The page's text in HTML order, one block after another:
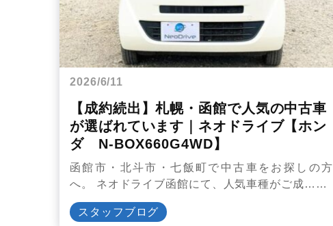
2026/6/11
【成約続出】札幌・函館で人気の中古車
が選ばれています｜ネオドライブ【ホン
ダ N-BOX660G4WD】
函館市・北斗市・七飯町で中古車をお探しの方
へ。 ネオドライブ函館にて、人気車種がご成……
スタッフブログ